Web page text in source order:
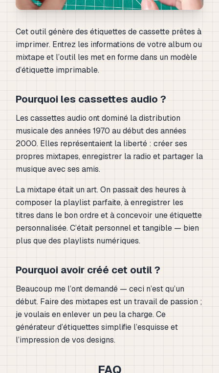
Cet outil génère des étiquettes de cassette prêtes à
imprimer. Entrez les informations de votre album ou
mixtape et l’outil les met en forme dans un modèle
d’étiquette imprimable.
Pourquoi les cassettes audio ?
Les cassettes audio ont dominé la distribution
musicale des années 1970 au début des années
2000. Elles représentaient la liberté : créer ses
propres mixtapes, enregistrer la radio et partager la
musique avec ses amis.
La mixtape était un art. On passait des heures à
composer la playlist parfaite, à enregistrer les
titres dans le bon ordre et à concevoir une étiquette
personnalisée. C’était personnel et tangible — bien
plus que des playlists numériques.
Pourquoi avoir créé cet outil ?
Beaucoup me l’ont demandé — ceci n’est qu’un
début. Faire des mixtapes est un travail de passion ;
je voulais en enlever un peu la charge. Ce
générateur d’étiquettes simplifie l’esquisse et
l’impression de vos designs.
FAQ